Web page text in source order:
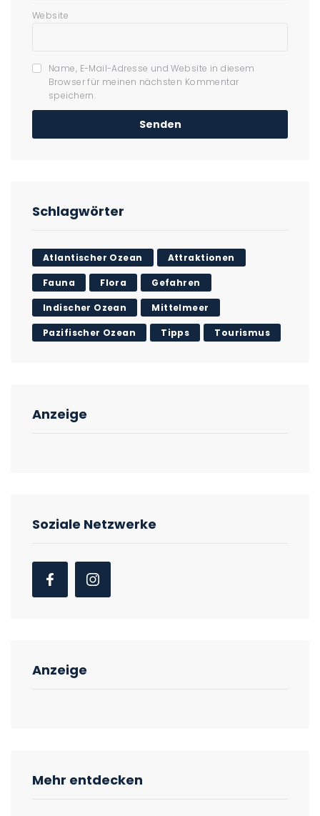
Website
Name, E-Mail-Adresse und Website in diesem
Browser für meinen nächsten Kommentar
speichern.
Schlagwörter
Atlantischer Ozean Attraktionen
Fauna Flora Gefahren
Indischer Ozean Mittelmeer
Pazifischer Ozean Tipps Tourismus
Anzeige
Soziale Netzwerke
Anzeige
Mehr entdecken